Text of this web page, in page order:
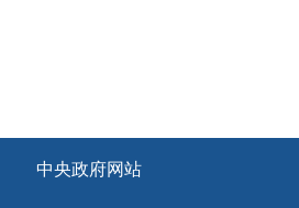
中央政府网站